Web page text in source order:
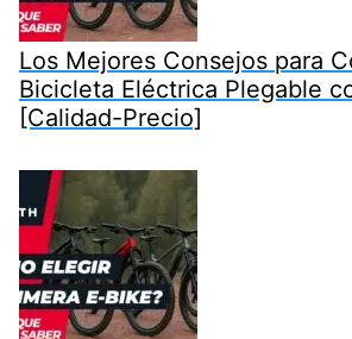
Los Mejores Consejos para
Bicicleta Eléctrica Plegable
[Calidad-Precio]